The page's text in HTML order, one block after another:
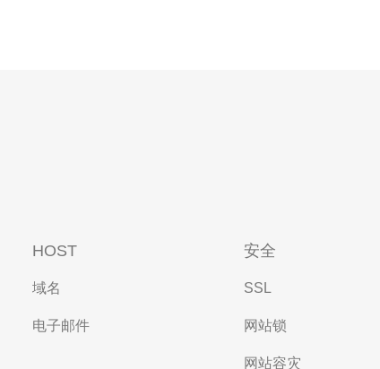
HOST
域名
电子邮件
安全
SSL
网站锁
网站容灾